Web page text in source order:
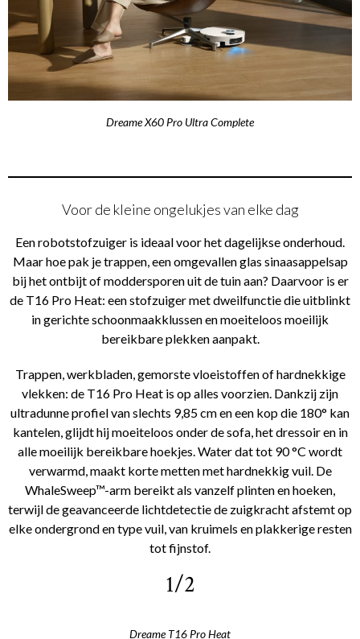
Dreame X60 Pro Ultra Complete
Voor de kleine ongelukjes van elke dag
Een robotstofzuiger is ideaal voor het dagelijkse onderhoud.
Maar hoe pak je trappen, een omgevallen glas sinaasappelsap
bij het ontbijt of moddersporen uit de tuin aan? Daarvoor is er
de T16 Pro Heat: een stofzuiger met dweilfunctie die uitblinkt
in gerichte schoonmaakklussen en moeiteloos moeilijk
bereikbare plekken aanpakt.
Trappen, werkbladen, gemorste vloeistoffen of hardnekkige
vlekken: de T16 Pro Heat is op alles voorzien. Dankzij zijn
ultradunne profiel van slechts 9,85 cm en een kop die 180° kan
kantelen, glijdt hij moeiteloos onder de sofa, het dressoir en in
alle moeilijk bereikbare hoekjes. Water dat tot 90 °C wordt
verwarmd, maakt korte metten met hardnekkig vuil. De
WhaleSweep™-arm bereikt als vanzelf plinten en hoeken,
terwijl de geavanceerde lichtdetectie de zuigkracht afstemt op
elke ondergrond en type vuil, van kruimels en plakkerige resten
tot fijnstof.
1/2
Dreame T16 Pro Heat